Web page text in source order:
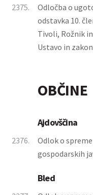
2375.
Odločba o
odstavka 10.
Tivoli, Rožnik
Ustavo in
OBČINE
Ajdovščina
2376.
Odlok o
gospodarskih
Bled